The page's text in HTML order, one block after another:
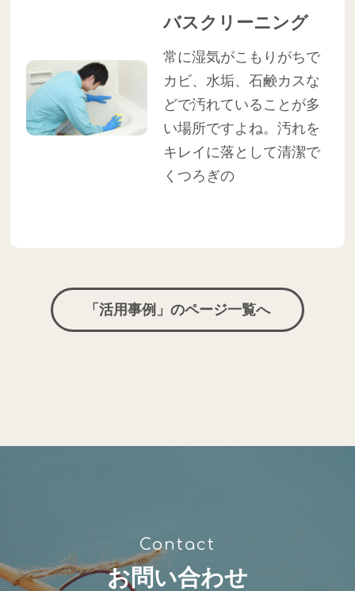
バスクリーニング
常に湿気がこもりがちで
カビ、水垢、石鹸カスな
どで汚れていることが多
い場所ですよね。汚れを
キレイに落として清潔で
くつろぎの
「活用事例」のページ一覧へ
お問い合わせ